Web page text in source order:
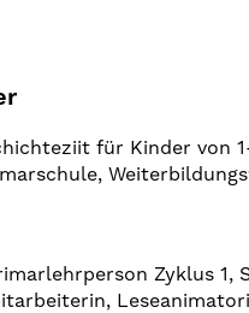
für Kinder von
Zyklus 1,